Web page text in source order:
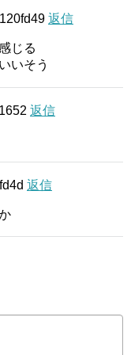
返信
じる
いそう
返信
返信